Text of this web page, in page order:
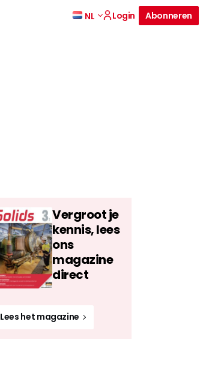
NL Login Abonneren
Vergroot je
kennis, lees
ons
magazine
direct
Lees het magazine